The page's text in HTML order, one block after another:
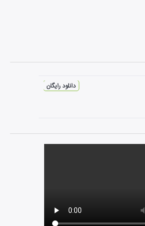
دانلود رایگان